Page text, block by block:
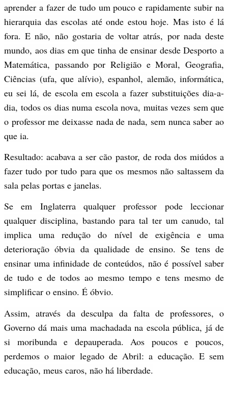
aprender a fazer de tudo um pouco e rapidamente subir na
hierarquia das escolas até onde estou hoje. Mas isto é lá
fora. E não, não gostaria de voltar atrás, por nada deste
mundo, aos dias em que tinha de ensinar desde Desporto a
Matemática, passando por Religião e Moral, Geografia,
Ciências (ufa, que alívio), espanhol, alemão, informática,
eu sei lá, de escola em escola a fazer substituições dia-a-
dia, todos os dias numa escola nova, muitas vezes sem que
o professor me deixasse nada de nada, sem nunca saber ao
que ia.
Resultado: acabava a ser cão pastor, de roda dos miúdos a
fazer tudo por tudo para que os mesmos não saltassem da
sala pelas portas e janelas.
Se em Inglaterra qualquer professor pode leccionar
qualquer disciplina, bastando para tal ter um canudo, tal
implica uma redução do nível de exigência e uma
deterioração óbvia da qualidade de ensino. Se tens de
ensinar uma infinidade de conteúdos, não é possível saber
de tudo e de todos ao mesmo tempo e tens mesmo de
simplificar o ensino. É óbvio.
Assim, através da desculpa da falta de professores, o
Governo dá mais uma machadada na escola pública, já de
si moribunda e depauperada. Aos poucos e poucos,
perdemos o maior legado de Abril: a educação. E sem
educação, meus caros, não há liberdade.